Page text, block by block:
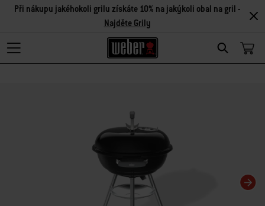
Search
Při nákupu jakéhokoli grilu získáte 10% na jakýkoli obal na gril -
Najděte Grily